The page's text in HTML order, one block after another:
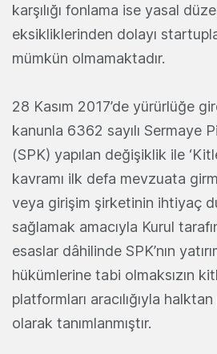
karşılığı fonlama ise yasal
eksikliklerinden dolayı
mümkün olmamaktadır.
28 Kasım 2017’de yürürlüğe
kanunla 6362 sayılı Sermaye
(SPK) yapılan değişiklik ile
kavramı ilk defa mevzuata
veya girişim şirketinin ihtiyaç
sağlamak amacıyla Kurul
esaslar dâhilinde SPK’nın
hükümlerine tabi olmaksızın
platformları aracılığıyla
olarak tanımlanmıştır.